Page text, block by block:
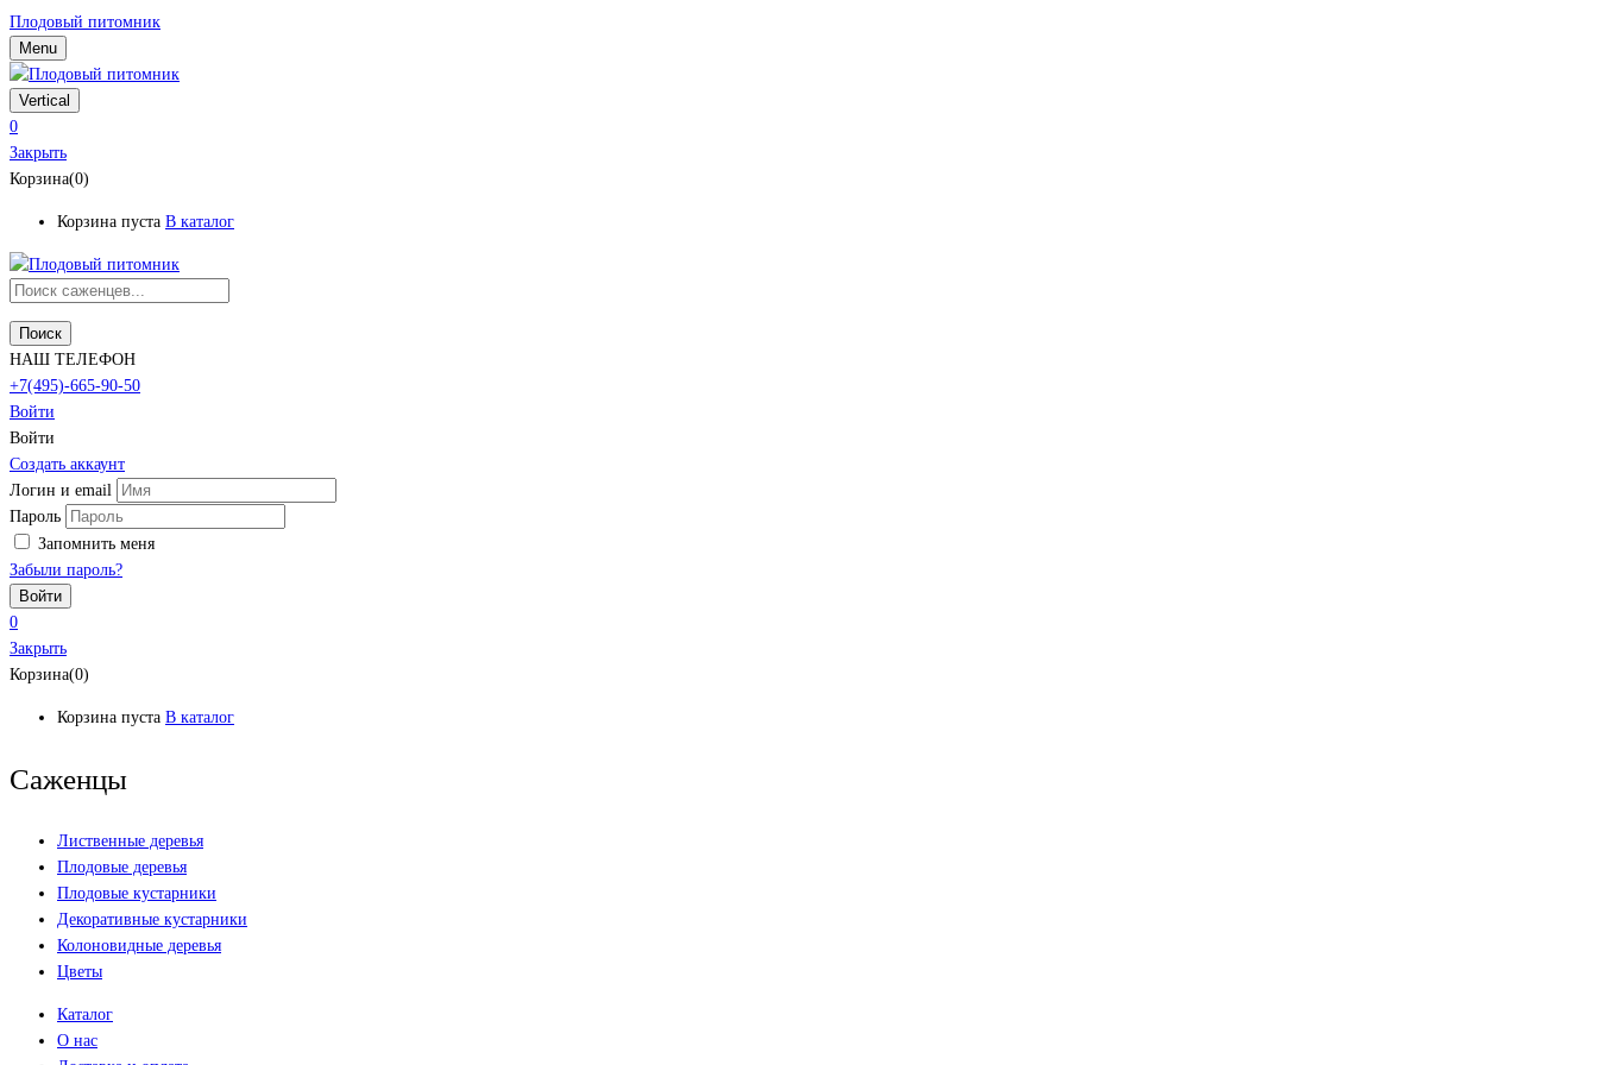
Плодовый питомник
Menu
Vertical
0
Закрыть
Корзина(0)
Корзина пуста В каталог
Поиск
НАШ ТЕЛЕФОН
+7(495)-665-90-50
Войти
Войти
Создать аккаунт
Логин и email
Пароль
Запомнить меня
Забыли пароль?
0
Закрыть
Корзина(0)
Корзина пуста В каталог
Саженцы
Лиственные деревья
Плодовые деревья
Плодовые кустарники
Декоративные кустарники
Колоновидные деревья
Цветы
Каталог
О нас